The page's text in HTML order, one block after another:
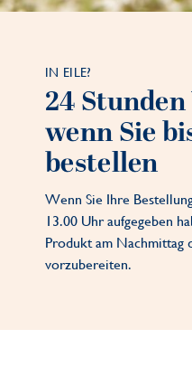
IN EILE?
24
wenn Sie
bestellen
Wenn Sie Ihre
13.00 Uhr aufgegeben
Produkt am Nachmittag
vorzubereiten.